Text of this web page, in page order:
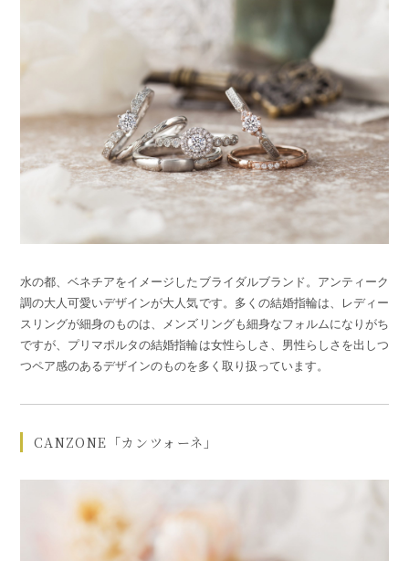
水の都、ベネチアをイメージしたブライダルブランド。アンティーク
調の大人可愛いデザインが大人気です。多くの結婚指輪は、レディー
スリングが細身のものは、メンズリングも細身なフォルムになりがち
ですが、プリマポルタの結婚指輪は女性らしさ、男性らしさを出しつ
つペア感のあるデザインのものを多く取り扱っています。
CANZONE「カンツォーネ」